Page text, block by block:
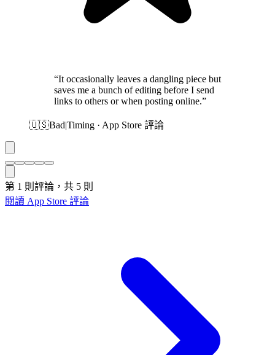
“It occasionally leaves a dangling piece but
saves me a bunch of editing before I send
links to others or when posting online.”
🇺🇸Bad|Timing · App Store 評論
第 1 則評論，共 5 則
閱讀 App Store 評論